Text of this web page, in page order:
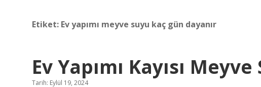
Etiket: Ev yapımı meyve suyu kaç gün dayanır
Ev Yapımı Kayısı
Tarih: Eylül 19, 2024